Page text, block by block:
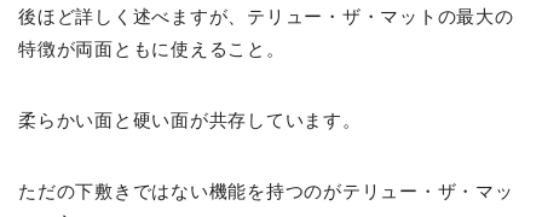
後ほど詳しく述べますが、テリュー・ザ・マットの最大の
特徴が両面ともに使えること。
柔らかい面と硬い面が共存しています。
ただの下敷きではない機能を持つのがテリュー・ザ・マッ